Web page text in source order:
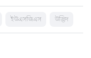
ইউএসজিএস উদ্ভিদ